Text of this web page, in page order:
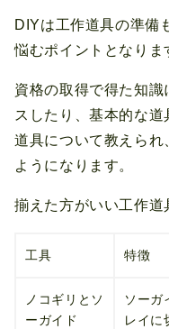
DIYは工作道具の準備
悩むポイントとなりま
資格の取得で得た知識
スしたり、基本的な道
道具について教えられ
ようになります。
揃えた方がいい工作道
工具 特徴
ノコギリとソ
ーガイド
ソーガ
レイに